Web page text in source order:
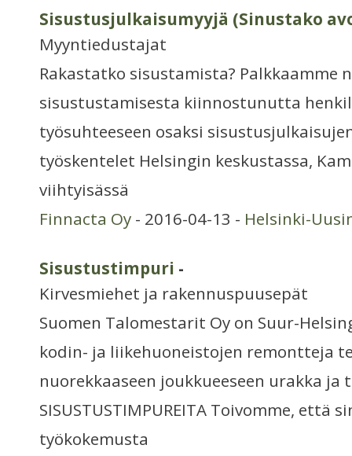
Sisustusjulkaisumyyjä (Sinustako
Myyntiedustajat
Rakastatko sisustamista? Palkkaamme
sisustustamisesta kiinnostunutta
työsuhteeseen osaksi
työskentelet Helsingin keskustassa,
viihtyisässä
Finnacta Oy - 2016-04-13 - Helsinki-
Sisustustimpuri -
Kirvesmiehet ja rakennuspuusepät
Suomen Talomestarit Oy on Suur-
kodin- ja liikehuoneistojen remontteja
nuorekkaaseen joukkueeseen urakka
SISUSTUSTIMPUREITA Toivomme, että
työkokemusta